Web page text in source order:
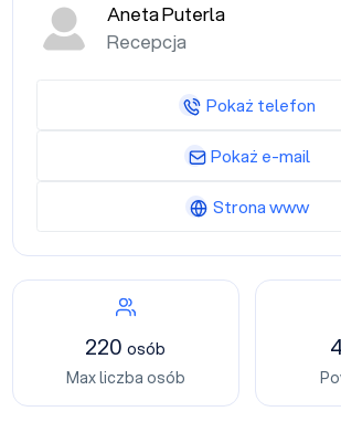
220osób
Max liczba osób
Aneta Puterla
Recepcja
Pokaż telefon
Pokaż e-mail
Strona www